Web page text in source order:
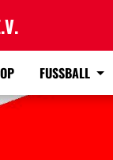
FUSSBALL